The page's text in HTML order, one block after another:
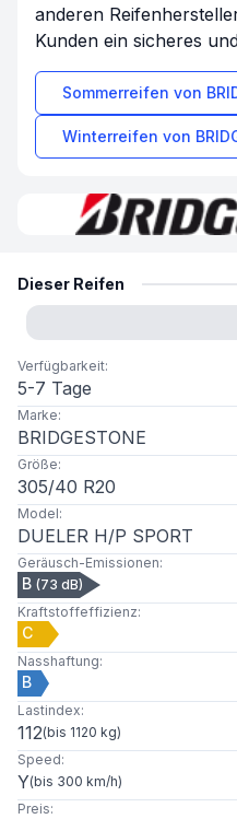
anderen
Kunden ein sicheres
Sommerreifen von
Winterreifen von
Dieser Reifen
Verfügbarkeit:
5-7 Tage
Marke:
BRIDGESTONE
Größe:
305/40 R20
Model:
DUELER H/P SPORT
Geräusch-Emissionen:
B (73 dB)
Kraftstoffeffizienz:
C
Nasshaftung:
B
Lastindex:
112(bis 1120 kg)
Speed:
Y(bis 300 km/h)
Preis: